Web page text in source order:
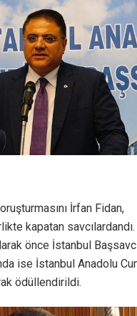
İrfan Fidan,
kapatan savcılardandı.
önce İstanbul
ise İstanbul Anadolu
ödüllendirildi.